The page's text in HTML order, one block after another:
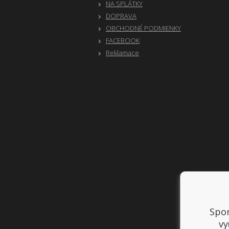
NA SPLÁTKY
DOPRAVA
OBCHODNÉ PODMIENKY
FACEBOOK
Reklamace